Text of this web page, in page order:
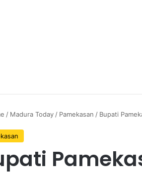
/ Madura Today/ Pamekasan / Bupati